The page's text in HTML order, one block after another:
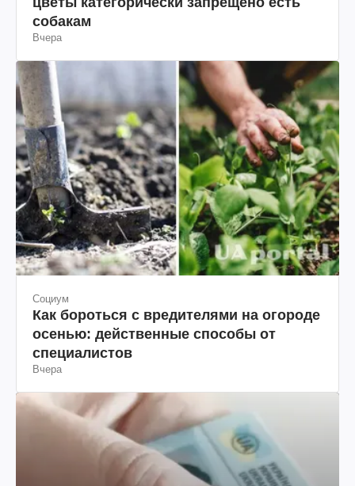
собакам
Вчера
Социум
Как бороться с вредителями на огороде
осенью: действенные способы от
специалистов
Вчера